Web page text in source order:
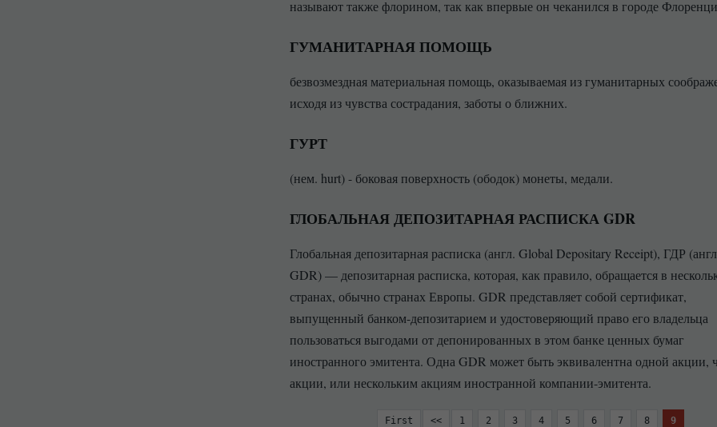
называют также флорином, так как впервые он чеканился в городе
ГУМАНИТАРНАЯ ПОМОЩЬ
безвозмездная материальная помощь, оказываемая из гуманитарных
исходя из чувства сострадания, заботы о ближних.
ГУРТ
(нем. hurt) - боковая поверхность (ободок) монеты, медали.
ГЛОБАЛЬНАЯ ДЕПОЗИТАРНАЯ РАСПИСКА GDR
Глобальная депозитарная расписка (англ. Global Depositary Receipt), ГДР
GDR) — депозитарная расписка, которая, как правило, обращается в
странах, обычно странах Европы. GDR представляет собой сертификат,
выпущенный банком-депозитарием и удостоверяющий право его владельца
пользоваться выгодами от депонированных в этом банке ценных бумаг
иностранного эмитента. Одна GDR может быть эквивалентна одной акции,
акции, или нескольким акциям иностранной компании-эмитента.
First << 1 2 3 4 5 6 7 8 9